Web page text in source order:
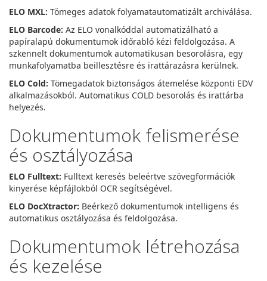
ELO MXL: Tömeges adatok folyamatautomatizált archiválása.
ELO Barcode: Az ELO vonalkóddal automatizálható a
papíralapú dokumentumok időrabló kézi feldolgozása. A
szkennelt dokumentumok automatikusan besorolásra, egy
munkafolyamatba beillesztésre és irattárazásra kerülnek.
ELO Cold: Tömegadatok biztonságos átemelése központi EDV
alkalmazásokból. Automatikus COLD besorolás és irattárba
helyezés.
Dokumentumok felismerése
és osztályozása
ELO Fulltext: Fulltext keresés beleértve szövegformációk
kinyerése képfájlokból OCR segítségével.
ELO DocXtractor: Beérkező dokumentumok intelligens és
automatikus osztályozása és feldolgozása.
Dokumentumok létrehozása
és kezelése